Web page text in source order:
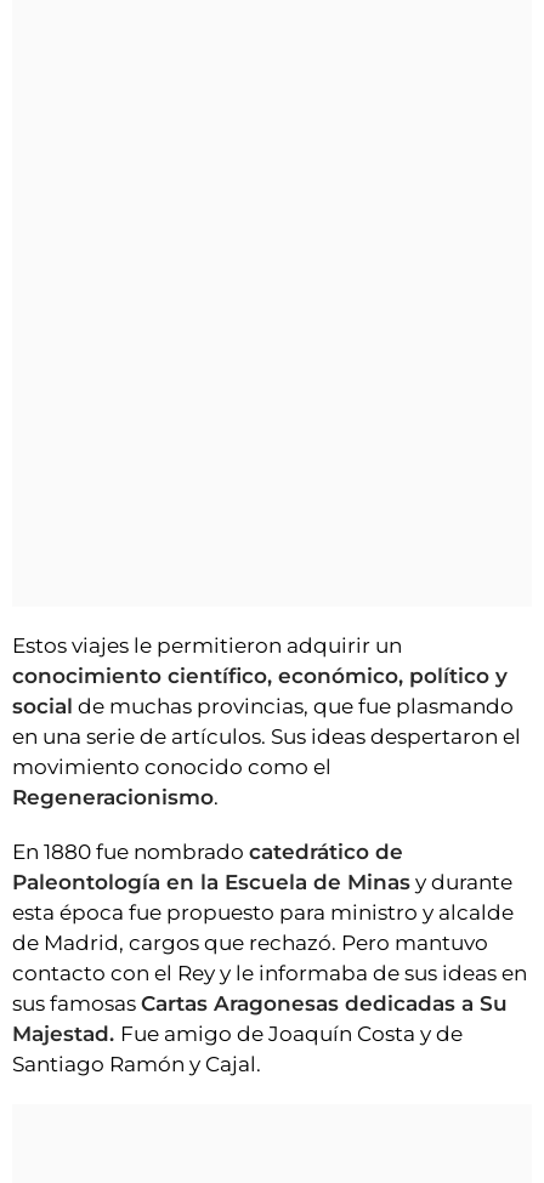
Estos viajes le permitieron adquirir un
conocimiento científico, económico, político y
social de muchas provincias, que fue plasmando
en una serie de artículos. Sus ideas despertaron el
movimiento conocido como el
Regeneracionismo.
En 1880 fue nombrado catedrático de
Paleontología en la Escuela de Minas y durante
esta época fue propuesto para ministro y alcalde
de Madrid, cargos que rechazó. Pero mantuvo
contacto con el Rey y le informaba de sus ideas en
sus famosas Cartas Aragonesas dedicadas a Su
Majestad. Fue amigo de Joaquín Costa y de
Santiago Ramón y Cajal.